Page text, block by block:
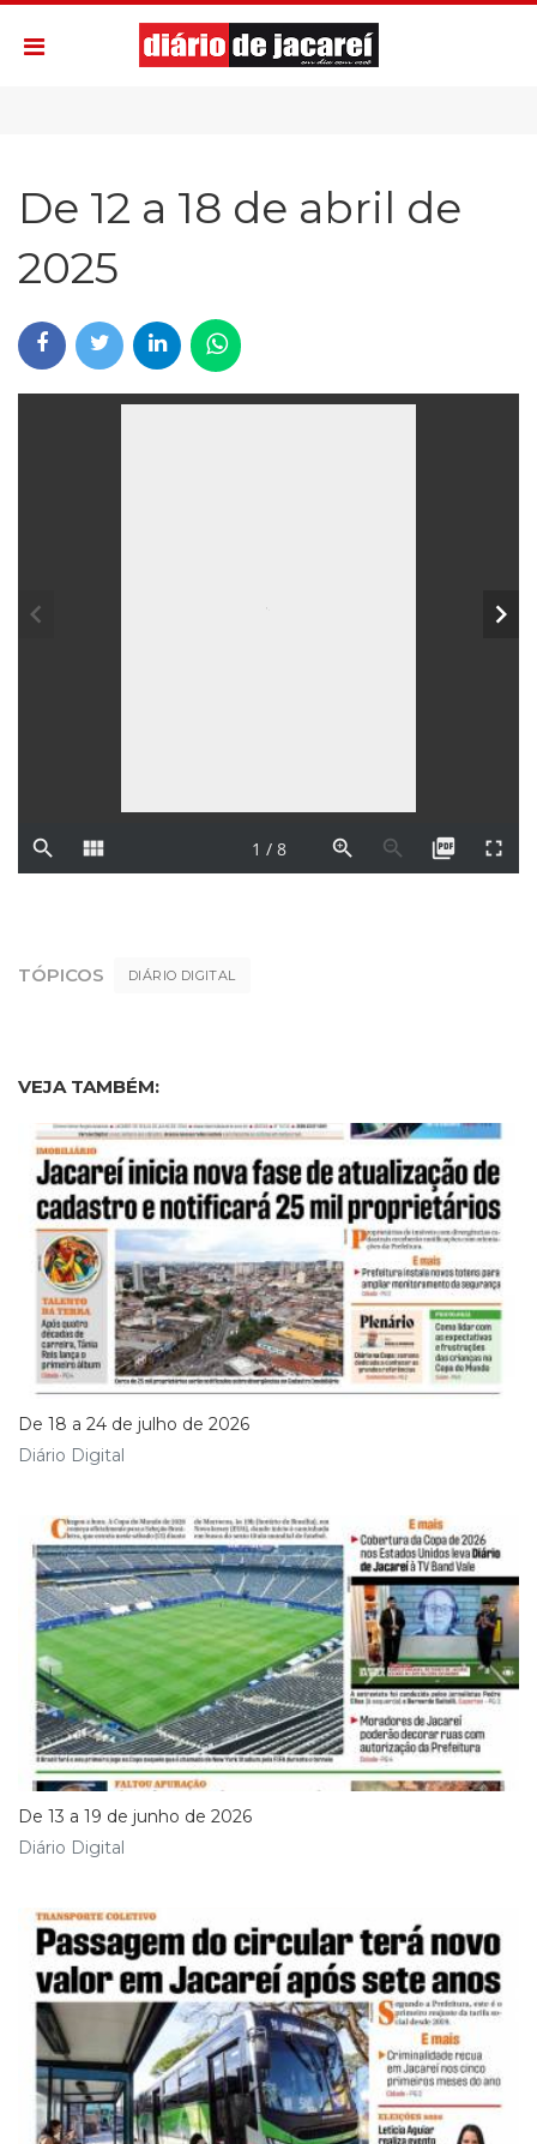
De 12 a 18 de abril de
2025
TÓPICOS DIÁRIO DIGITAL
VEJA TAMBÉM:
De 18 a 24 de julho de 2026
Diário Digital
De 13 a 19 de junho de 2026
Diário Digital